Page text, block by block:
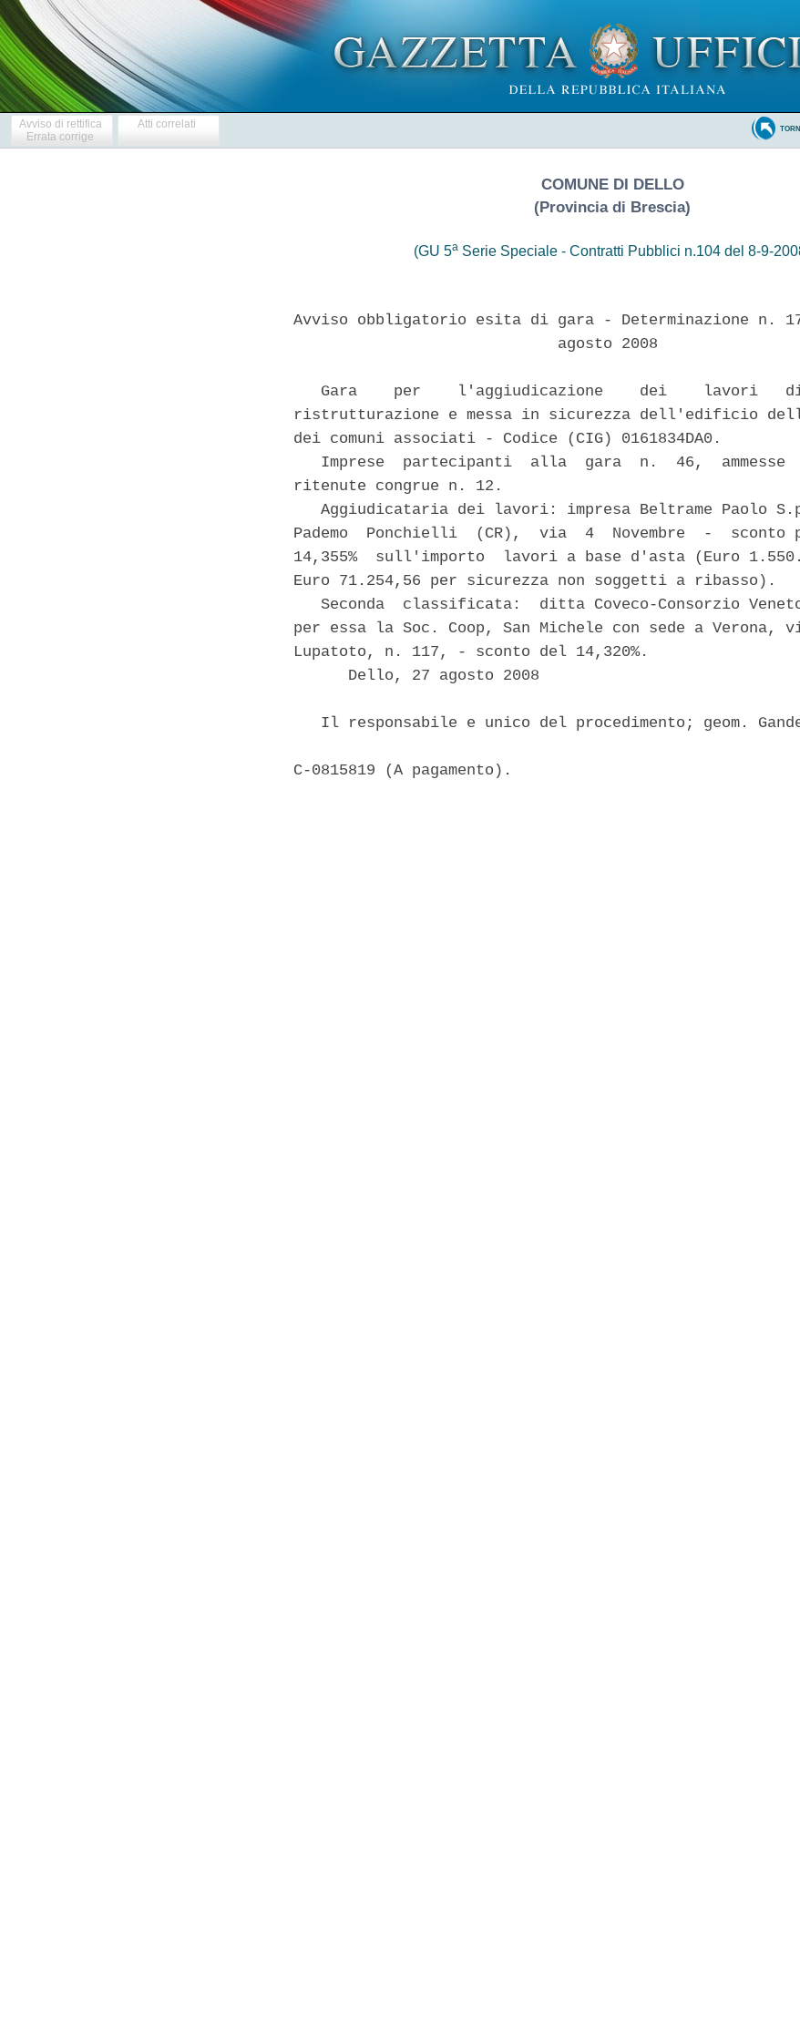
Avviso di rettifica
Errata corrige
Atti correlati
COMUNE DI DELLO
(Provincia di Brescia)
(GU 5a Serie Speciale - Contratti Pubblici n.104 del 8-9-
Avviso obbligatorio esita di gara - Determinazione n.
                             agosto 2008
Gara    per    l'aggiudicazione    dei    lavori
ristrutturazione e messa in sicurezza dell'edificio
dei comuni associati - Codice (CIG) 0161834DA0.
Imprese  partecipanti  alla  gara  n.  46,  ammesse
ritenute congrue n. 12.
Aggiudicataria dei lavori: impresa Beltrame Paolo
Pademo  Ponchielli  (CR),  via  4  Novembre  -  sconto
14,355%  sull'importo  lavori a base d'asta (Euro
Euro 71.254,56 per sicurezza non soggetti a ribasso).
Seconda  classificata:  ditta Coveco-Consorzio
per essa la Soc. Coop, San Michele con sede a Verona,
Lupatoto, n. 117, - sconto del 14,320%.
      Dello, 27 agosto 2008
Il responsabile e unico del procedimento; geom.